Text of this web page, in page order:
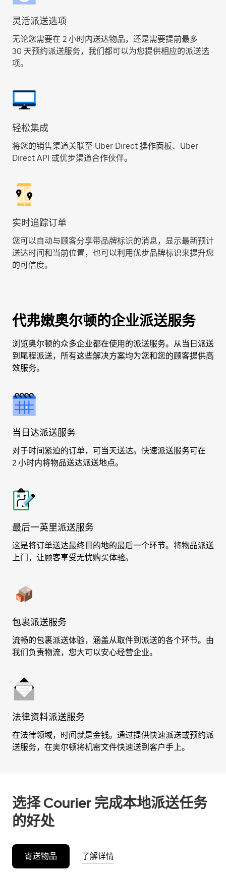
灵活派送选项
无论您需要在 2 小时内送达物品，还是需要提前最多
30 天预约派送服务，我们都可以为您提供相应的派送选
项。
轻松集成
将您的销售渠道关联至 Uber Direct 操作面板、Uber
Direct API 或优步渠道合作伙伴。
实时追踪订单
您可以自动与顾客分享带品牌标识的消息，显示最新预计
送达时间和当前位置，也可以利用优步品牌标识来提升您
的可信度。
代弗嫩奥尔顿的企业派送服务
浏览奥尔顿的众多企业都在使用的派送服务。从当日派送
到尾程派送，所有这些解决方案均为您和您的顾客提供高
效服务。
当日达派送服务
对于时间紧迫的订单，可当天送达。快速派送服务可在
2 小时内将物品送达派送地点。
最后一英里派送服务
这是将订单送达最终目的地的最后一个环节。将物品派送
上门，让顾客享受无忧购买体验。
包裹派送服务
流畅的包裹派送体验，涵盖从取件到派送的各个环节。由
我们负责物流，您大可以安心经营企业。
法律资料派送服务
在法律领域，时间就是金钱。通过提供快速派送或预约派
送服务，在奥尔顿将机密文件快速送到客户手上。
选择 Courier 完成本地派送任务
的好处
寄送物品 了解详情